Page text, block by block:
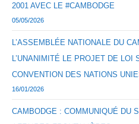
2001 AVEC LE #CAMBODGE
05/05/2026
L’ASSEMBLÉE NATIONALE DU
L’UNANIMITÉ LE PROJET DE LOI
CONVENTION DES NATIONS
16/01/2026
CAMBODGE : COMMUNIQUÉ DU